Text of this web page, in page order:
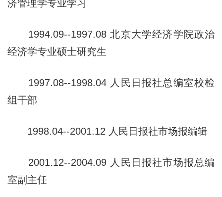
济管理学专业学习
1994.09--1997.08 北京大学经济学院政治
经济学专业硕士研究生
1997.08--1998.04 人民日报社总编室校检
组干部
1998.04--2001.12 人民日报社市场报编辑
2001.12--2004.09 人民日报社市场报总编
室副主任